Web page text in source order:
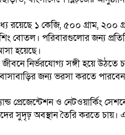
রয়েছে ১ কেজি, ৫০০ গ্রাম,
বোতল। পরিবারগুলোর জন্য
হয়েছে।
নির্ভরযোগ্য সঙ্গী হয়ে উঠতে
জন্য ভরসা করতে
প্রেজেন্টেশন ও নেটওয়ার্কিং
সুদৃঢ় অবস্থান তৈরি করতে চায়।